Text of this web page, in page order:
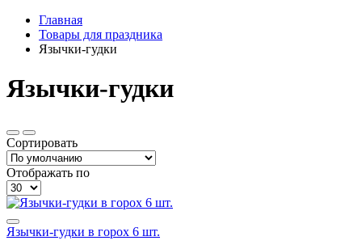
Главная
Товары для праздника
Язычки-гудки
Язычки-гудки
Сортировать
Отображать по
Язычки-гудки в горох 6 шт.